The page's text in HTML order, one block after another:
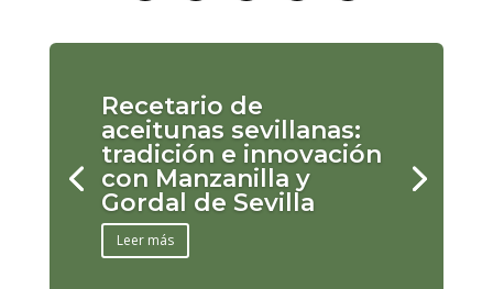
Recetario de
aceitunas sevillanas:
tradición e innovación
con Manzanilla y
Gordal de Sevilla
Leer más